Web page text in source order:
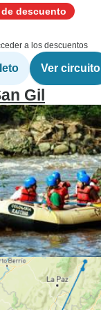
de descuento
a los descuentos
Ver circuito
Gil